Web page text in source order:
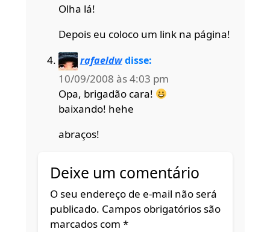
Olha lá!
Depois eu coloco um link na página!
rafaeldw disse:
10/09/2008 às 4:03 pm
Opa, brigadão cara!
baixando! hehe
abraços!
Deixe um comentário
O seu endereço de e-mail não será
publicado. Campos obrigatórios são
marcados com *